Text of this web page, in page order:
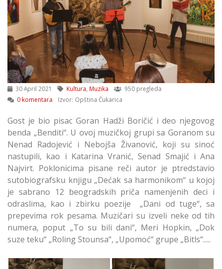
30 April 2021 Kultura Muzika
950 pregleda
0 komentara
Izvor: Opština Čukarica
Gost je bio pisac Goran Hadži Boričić i deo njegovog
benda „Benditi“. U ovoj muzičkoj grupi sa Goranom su
Nenad Radojević i Nebojša Živanović, koji su sinoć
nastupili, kao i Katarina Vranić, Senad Smajić i Ana
Najvirt. Poklonicima pisane reči autor je ptredstavio
sutobiografsku knjigu „Dećak sa harmonikom“ u kojoj
je sabrano 12 beogradskih priča namenjenih deci i
odraslima, kao i zbirku poezije „Dani od tuge“, sa
prepevima rok pesama. Muzičari su izveli neke od tih
numera, poput „To su bili dani“, Meri Hopkin, „Dok
suze teku“ „Roling Stounsa“, „Upomoć“ grupe „Bitls“.....